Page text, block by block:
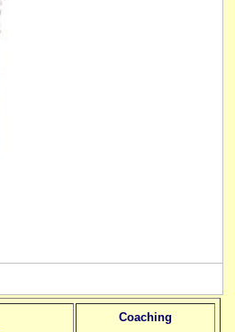
Coaching